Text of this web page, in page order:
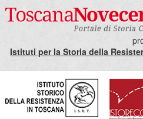
Istituti per la Storia della